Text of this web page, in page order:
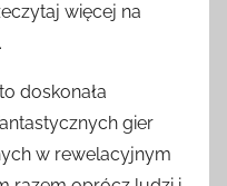
więcej na
.
doskonała
gier
w rewelacyjnym